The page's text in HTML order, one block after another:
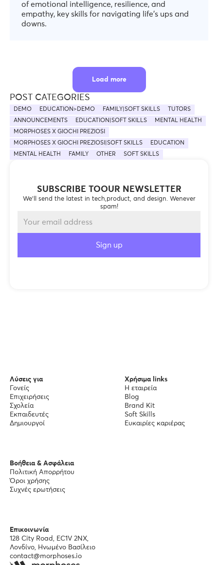
of emotional intelligence, resilience, and
empathy, key skills for navigating life's ups and
downs.
Load more
SUBSCRIBE TOOUR NEWSLETTER
We’ll send the latest in tech,product, and design. Wenever
spam!
POST CATEGORIES
DEMO EDUCATION>DEMO FAMILY|SOFT SKILLS
TUTORS
ANNOUNCEMENTS
EDUCATION|SOFT SKILLS
MENTAL HEALTH
MORPHOSES X GIOCHI PREZIOSI
MORPHOSES X GIOCHI PREZIOSI|SOFT SKILLS
EDUCATION
MENTAL HEALTH
FAMILY OTHER SOFT SKILLS
Λύσεις για
Γονείς
Επιχειρήσεις
Σχολεία
Εκπαιδευτές
Δημιουργοί
Χρήσιμα links
Η εταιρεία
Blog
Brand Kit
Soft Skills
Ευκαιρίες καριέρας
Βοήθεια & Ασφάλεια
Πολιτική Απορρήτου
Όροι χρήσης
Συχνές ερωτήσεις
Επικοινωνία
128 City Road, EC1V 2NX,
Λονδίνο, Ηνωμένο Βασίλειο
contact@morphoses.io